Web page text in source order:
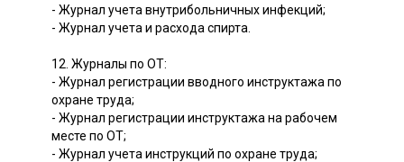
- Журнал учета внутрибольничных инфекций;
- Журнал учета и расхода спирта.
12. Журналы по ОТ:
- Журнал регистрации вводного инструктажа по
охране труда;
- Журнал регистрации инструктажа на рабочем
месте по ОТ;
- Журнал учета инструкций по охране труда;